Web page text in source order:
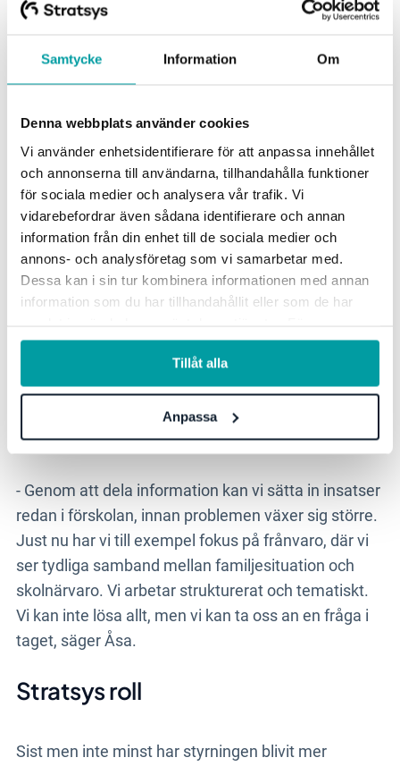
Samtycke Information Om
Denna webbplats använder cookies
Vi använder enhetsidentifierare för att anpassa innehållet
och annonserna till användarna, tillhandahålla funktioner
för sociala medier och analysera vår trafik. Vi
vidarebefordrar även sådana identifierare och annan
information från din enhet till de sociala medier och
annons- och analysföretag som vi samarbetar med.
Dessa kan i sin tur kombinera informationen med annan
information som du har tillhandahållit eller som de har
information, se vårintegritetspolicy.
Tillåt alla
Anpassa
hemtjänsten och äldreomsorgen samt nöjdhetstal
bland invånarna på 96,4 %. Och som kronan på
Kvalitetsförbättringarna är med andra ord både
verksamhetsnära och mätbara. Ett tydligt exempel
är hemtjänst och äldreomsorg, där Mörbylånga
utvecklade den så kallade Mörbylånga-modellen. I
stället för minutstyrning utgår arbetet från
brukarnas faktiska behov. Behov som nu kartläggs
genom dialog och planeras gemensamt i
bland brukare, bättre arbetsmiljö för medarbetare
och färre onödiga moment och avbrott i vardagen.
Ett annat exempel handlar om samarbetet mellan
socialtjänst och skola:
- Genom att dela information kan vi sätta in insatser
redan i förskolan, innan problemen växer sig större.
Just nu har vi till exempel fokus på frånvaro, där vi
ser tydliga samband mellan familjesituation och
skolnärvaro. Vi arbetar strukturerat och tematiskt.
Vi kan inte lösa allt, men vi kan ta oss an en fråga i
taget, säger Åsa.
Stratsys roll
Sist men inte minst har styrningen blivit mer